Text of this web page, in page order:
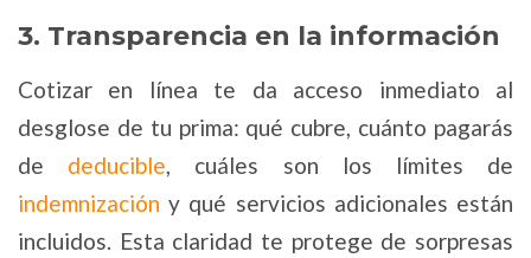
3. Transparencia en la información
Cotizar en línea te da acceso inmediato al
desglose de tu prima: qué cubre, cuánto pagarás
de deducible, cuáles son los límites de
indemnización y qué servicios adicionales están
incluidos. Esta claridad te protege de sorpresas